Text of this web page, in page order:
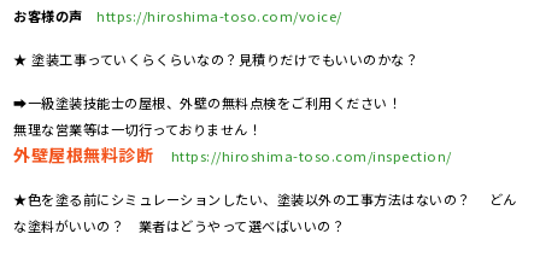
お客様の声
https://hiroshima-toso.com/voice/
★ 塗装工事っていくらくらいなの？見積りだけでもいいのかな？
➡一級塗装技能士の屋根、外壁の無料点検をご利用ください！
無理な営業等は一切行っておりません！
外壁屋根無料診断 https://hiroshima-toso.com/inspection/
★色を塗る前にシミュレーションしたい、塗装以外の工事方法はないの？ どん
な塗料がいいの？ 業者はどうやって選べばいいの？